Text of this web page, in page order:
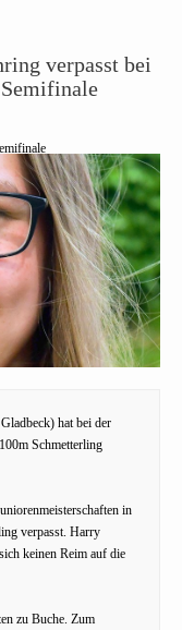
verpasst bei
hat bei der
Schmetterling
in
verpasst. Harry
keinen Reim auf die
zu Buche. Zum